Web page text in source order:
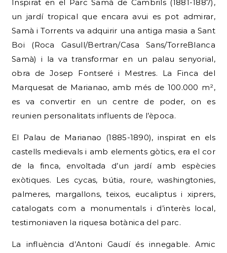
Inspirat en el Parc Samà de Cambrils (1881-1887),
un jardí tropical que encara avui es pot admirar,
Samà i Torrents va adquirir una antiga masia a Sant
Boi (Roca Gasull/Bertran/Casa Sans/TorreBlanca
Samà) i la va transformar en un palau senyorial,
obra de Josep Fontseré i Mestres. La Finca del
Marquesat de Marianao, amb més de 100.000 m²,
es va convertir en un centre de poder, on es
reunien personalitats influents de l’època.
El Palau de Marianao (1885-1890), inspirat en els
castells medievals i amb elements gòtics, era el cor
de la finca, envoltada d’un jardí amb espècies
exòtiques. Les cycas, bútia, roure, washingtonies,
palmeres, margallons, teixos, eucaliptus i xiprers,
catalogats com a monumentals i d’interès local,
testimoniaven la riquesa botànica del parc.
La influència d’Antoni Gaudí és innegable. Amic